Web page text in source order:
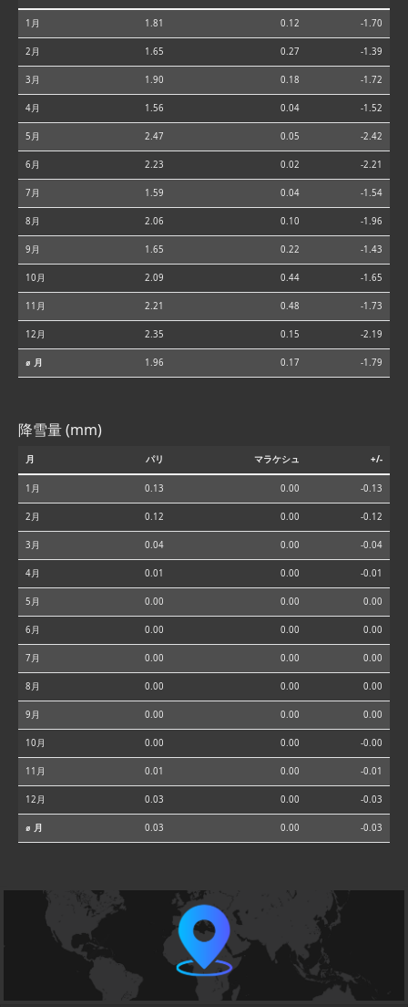
1月 1.81 0.12 -1.70
2月 1.65 0.27 -1.39
3月 1.90 0.18 -1.72
4月 1.56 0.04 -1.52
5月 2.47 0.05 -2.42
6月 2.23 0.02 -2.21
7月 1.59 0.04 -1.54
8月 2.06 0.10 -1.96
9月 1.65 0.22 -1.43
10月 2.09 0.44 -1.65
11月 2.21 0.48 -1.73
12月 2.35 0.15 -2.19
⌀ 月 1.96 0.17 -1.79
降雪量 (mm)
月 パリ マラケシュ +/-
1月 0.13 0.00 -0.13
2月 0.12 0.00 -0.12
3月 0.04 0.00 -0.04
4月 0.01 0.00 -0.01
5月 0.00 0.00 0.00
6月 0.00 0.00 0.00
7月 0.00 0.00 0.00
8月 0.00 0.00 0.00
9月 0.00 0.00 0.00
10月 0.00 0.00 -0.00
11月 0.01 0.00 -0.01
12月 0.03 0.00 -0.03
⌀ 月 0.03 0.00 -0.03